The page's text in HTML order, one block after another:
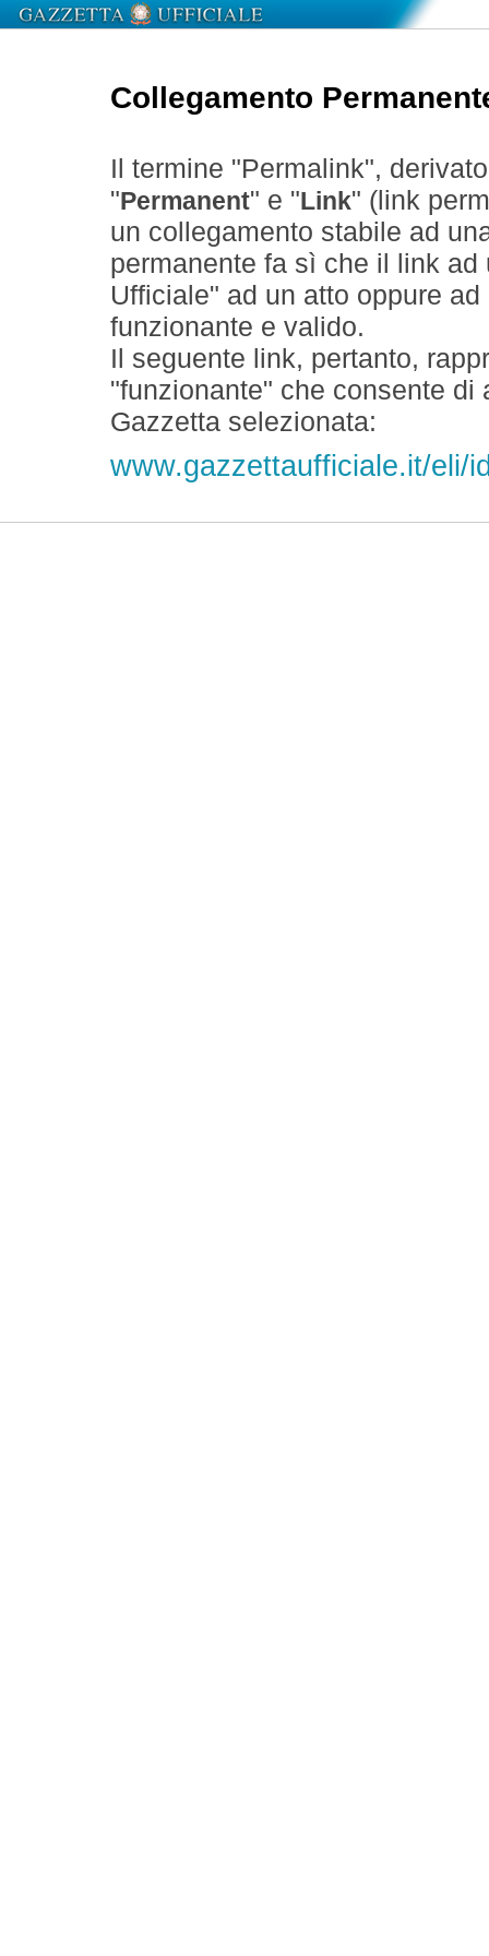
Collegamento
Il termine "Permalink",
" Permanent" e " Link" (link
un collegamento stabile ad
permanente fa sì che il link
Ufficiale" ad un atto oppure
funzionante e valido.
Il seguente link, pertanto,
"funzionante" che consente
Gazzetta selezionata:
www.gazzettaufficiale.it/eli/